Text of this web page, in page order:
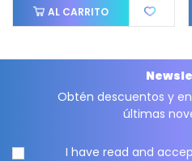
AL CARRITO
Obtén descuentos y
últimas
I have read and